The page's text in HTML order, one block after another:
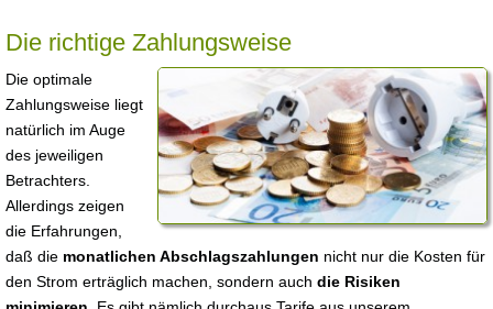
Die richtige Zahlungsweise
Die optimale
Zahlungsweise liegt
natürlich im Auge
des jeweiligen
Betrachters.
Allerdings zeigen
die Erfahrungen,
daß die monatlichen Abschlagszahlungen nicht nur die Kosten für
den Strom erträglich machen, sondern auch die Risiken